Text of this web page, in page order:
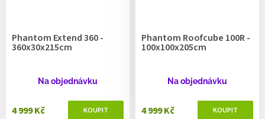
Phantom Extend 360 -
360x30x215cm
Na objednávku
4 999 Kč
Phantom Roofcube 100R -
100x100x205cm
Na objednávku
4 999 Kč